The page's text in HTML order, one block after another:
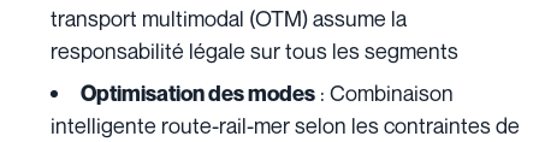
transport multimodal (OTM) assume la
responsabilité légale sur tous les segments
Optimisation des modes : Combinaison
intelligente route-rail-mer selon les contraintes de